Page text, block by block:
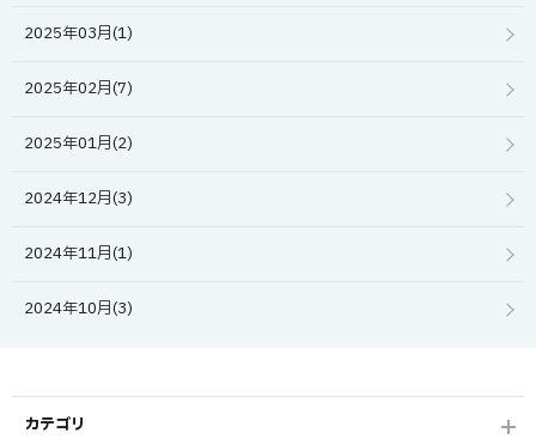
2025年03月(1)
2025年02月(7)
2025年01月(2)
2024年12月(3)
2024年11月(1)
2024年10月(3)
カテゴリ